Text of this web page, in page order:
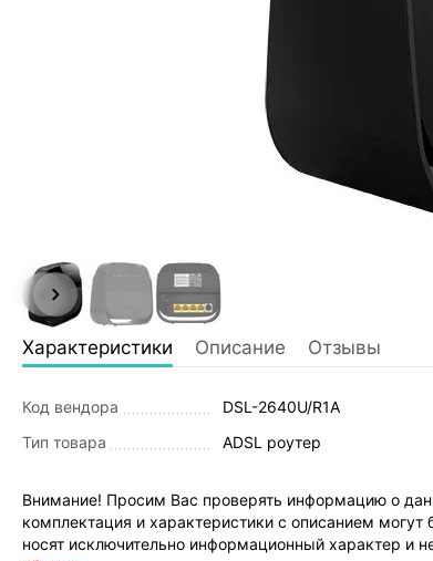
Характеристики Описание Отзывы
Код вендора
DSL-2640U/R1A
Тип товара
ADSL роутер
Внимание! Просим Вас проверять информацию о
комплектация и характеристики с описанием
носят исключительно информационный характер и